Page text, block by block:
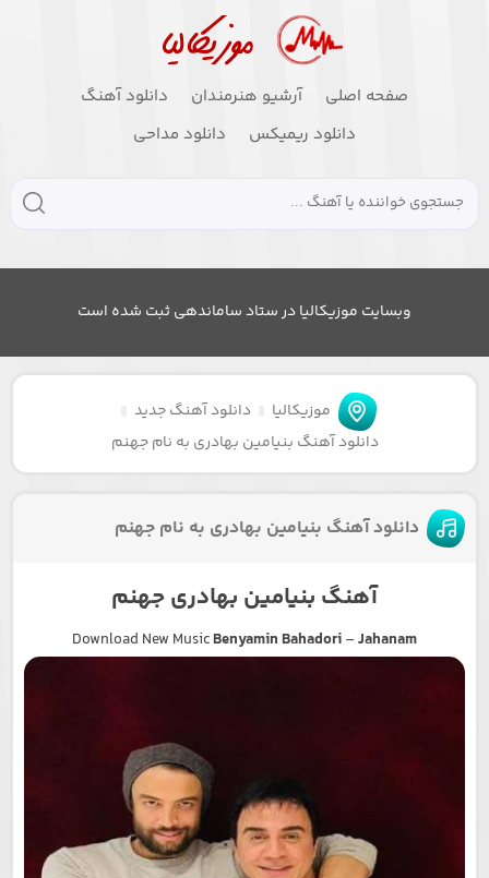
صفحه اصلی آرشیو هنرمندان
دانلود آهنگ
دانلود ریمیکس
دانلود مداحی
وبسایت موزیکالیا در ستاد ساماندهی ثبت شده است
موزیکالیا
دانلود آهنگ جدید
دانلود آهنگ بنیامین بهادری به نام جهنم
دانلود آهنگ بنیامین بهادری به نام جهنم
آهنگ بنیامین بهادری جهنم
Download New MusicBenyamin Bahadori–Jahanam